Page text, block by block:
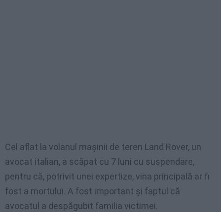
Cel aflat la volanul maşinii de teren Land Rover, un
avocat italian, a scăpat cu 7 luni cu suspendare,
pentru că, potrivit unei expertize, vina principală ar fi
fost a mortului. A fost important şi faptul că
avocatul a despăgubit familia victimei.